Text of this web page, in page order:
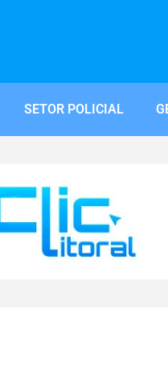
SETOR POLICIAL